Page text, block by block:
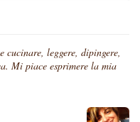
leggere, dipingere,
Mi piace esprimere la mia